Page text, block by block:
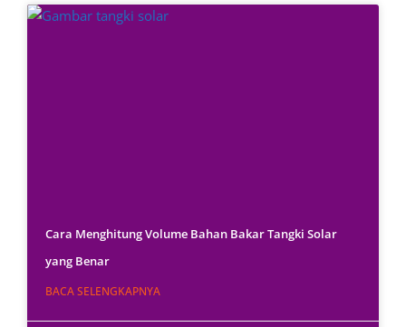
Cara Menghitung Volume Bahan Bakar Tangki Solar
yang Benar
BACA SELENGKAPNYA